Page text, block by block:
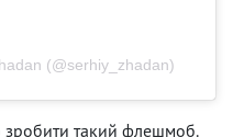
(@serhiy_zhadan)
зробити такий флешмоб.